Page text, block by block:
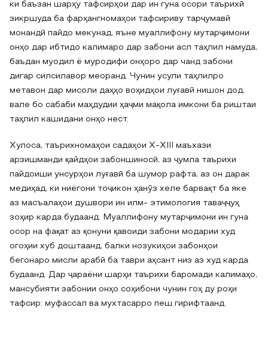
ки баъзан шарҳу тафсирҳои дар ин гуна осори таърихӣ
зикршуда ба фарҳангномаҳои тафсириву тарҷумавӣ
монандӣ пайдо мекунад, яъне муаллифону мутарҷимони
онҳо дар ибтидо калимаро дар забони асл таҳлил намуда,
баъдан муодил ё муродифи онҳоро дар чанд забони
дигар силсилавор меоранд. Чунин усули таҳлилро
метавон дар мисоли даҳҳо воҳидҳои луғавӣ нишон дод,
вале бо сабаби маҳдудии ҳаҷми мақола имкони ба риштаи
таҳлил кашидани онҳо нест.
Хулоса, таърихномаҳои садаҳои X-XIII маъхази
арзишманди қайдҳои забоншиносӣ, аз ҷумла таърихи
пайдоиши унсурҳои луғавӣ ба шумор рафта, аз он дарак
медиҳад, ки ниёгони тоҷикон ҳанӯз хеле барвақт ба яке
аз масъалаҳои душвори ин илм- этимология таваҷҷуҳ
зоҳир карда будаанд. Муаллифону мутарҷимони ин гуна
осор на фақат аз қонуни қавоиди забони модарии худ
огоҳии хуб доштаанд, балки нозукиҳои забонҳои
бегонаро мисли арабӣ ба таври аҳсант низ аз худ карда
будаанд. Дар ҷараёни шарҳи таърихи баромади калимаҳо,
мансубияти забонии онҳо соҳибони чунин гоҳ ду роҳи
тафсир: муфассал ва мухтасарро пеш гирифтаанд.